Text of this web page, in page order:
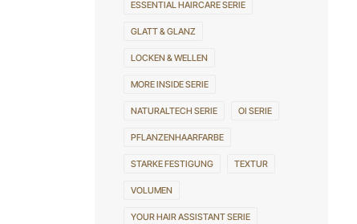
ESSENTIAL HAIRCARE SERIE
GLATT & GLANZ
LOCKEN & WELLEN
MORE INSIDE SERIE
NATURALTECH SERIE OI SERIE
PFLANZENHAARFARBE
STARKE FESTIGUNG TEXTUR
VOLUMEN
YOUR HAIR ASSISTANT SERIE